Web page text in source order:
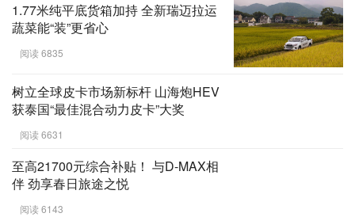
1.77米纯平底货箱加持 全新瑞迈拉运
蔬菜能“装”更省心
阅读 6835
树立全球皮卡市场新标杆 山海炮HEV
获泰国“最佳混合动力皮卡”大奖
阅读 6631
至高21700元综合补贴！ 与D-MAX相
伴 劲享春日旅途之悦
阅读 6143